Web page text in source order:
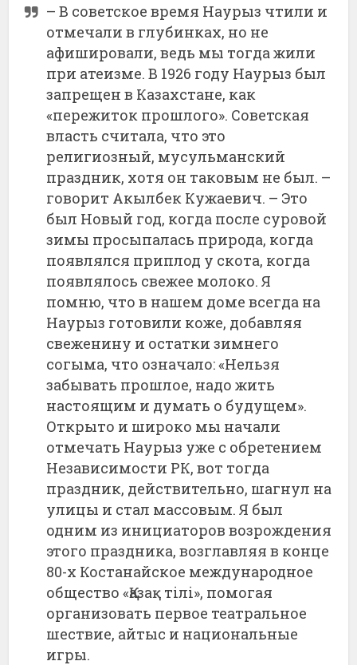
– В советское время Наурыз чтили и
отмечали в глубинках, но не
афишировали, ведь мы тогда жили
при атеизме. В 1926 году Наурыз был
запрещен в Казахстане, как
«пережиток прошлого». Советская
власть считала, что это
религиозный, мусульманский
праздник, хотя он таковым не был. –
говорит Акылбек Кужаевич. – Это
был Новый год, когда после суровой
зимы просыпалась природа, когда
появлялся приплод у скота, когда
появлялось свежее молоко. Я
помню, что в нашем доме всегда на
Наурыз готовили коже, добавляя
свеженину и остатки зимнего
согыма, что означало: «Нельзя
забывать прошлое, надо жить
настоящим и думать о будущем».
Открыто и широко мы начали
отмечать Наурыз уже с обретением
Независимости РК, вот тогда
праздник, действительно, шагнул на
улицы и стал массовым. Я был
одним из инициаторов возрождения
этого праздника, возглавляя в конце
80-х Костанайское международное
общество «Қазақ тілі», помогая
организовать первое театральное
шествие, айтыс и национальные
игры.